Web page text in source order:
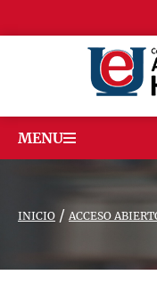
MENU
INICIO / ACCESO